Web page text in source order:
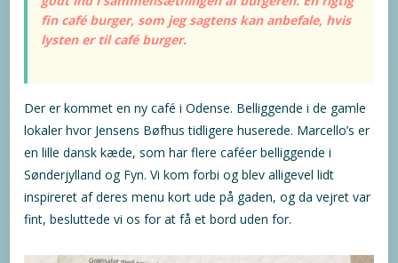
fin café burger, som jeg sagtens kan anbefale, hvis
lysten er til café burger.
Der er kommet en ny café i Odense. Belliggende i de gamle
lokaler hvor Jensens Bøfhus tidligere huserede. Marcello’s er
en lille dansk kæde, som har flere caféer belliggende i
Sønderjylland og Fyn. Vi kom forbi og blev alligevel lidt
inspireret af deres menu kort ude på gaden, og da vejret var
fint, besluttede vi os for at få et bord uden for.